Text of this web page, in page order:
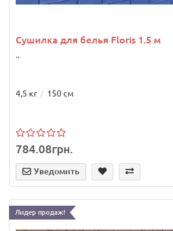
Сушилка для белья Floris 1.5 м
..
4,5 кг 150 см
784.08грн.
Уведомить
Лидер продаж!